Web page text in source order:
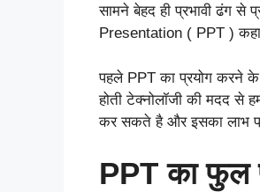
सामने बेहद ही प्रभावी ढंग से
Presentation ( PPT ) कहा
पहले PPT का प्रयोग करने के
होती टेक्नोलॉजी की मदद से
कर सकते है और इसका लाभ
PPT का फुल